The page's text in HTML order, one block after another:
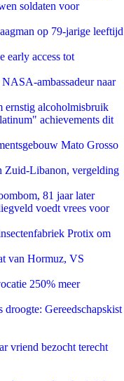
soldaten voor
op 79-jarige leeftijd
early access tot
ambassadeur naar
ernstig alcoholmisbruik
achievements dit
Mato Grosso
Zuid-Libanon, vergelding
81 jaar later
voedt vrees voor
Protix om
van Hormuz, VS
250% meer
droogte: Gereedschapskist
vriend bezocht terecht